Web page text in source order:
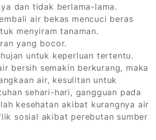
dan tidak berlama-lama.
air bekas mencuci beras
menyiram tanaman.
yang bocor.
untuk keperluan tertentu.
bersih semakin berkurang, maka
air, kesulitan untuk
sehari-hari, gangguan pada
kesehatan akibat kurangnya air
sosial akibat perebutan sumber